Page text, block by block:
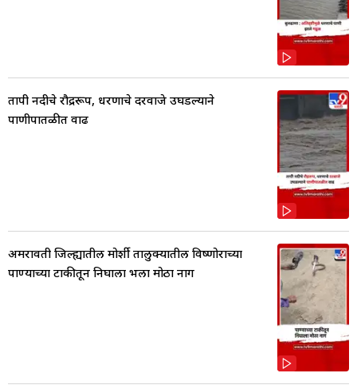
तापी नदीचे रौद्ररूप, धरणाचे दरवाजे उघडल्याने
पाणीपातळीत वाढ
अमरावती जिल्ह्यातील मोर्शी तालुक्यातील विष्णोराच्या
पाण्याच्या टाकीतून निघाला भला मोठा नाग